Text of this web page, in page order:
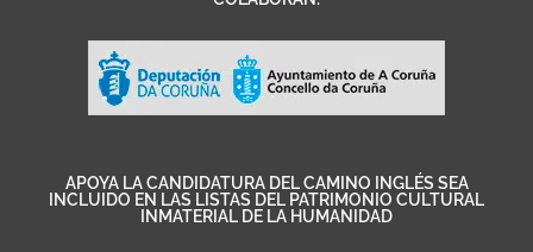
APOYA LA CANDIDATURA DEL CAMINO INGLÉS SEA
INCLUIDO EN LAS LISTAS DEL PATRIMONIO CULTURAL
INMATERIAL DE LA HUMANIDAD